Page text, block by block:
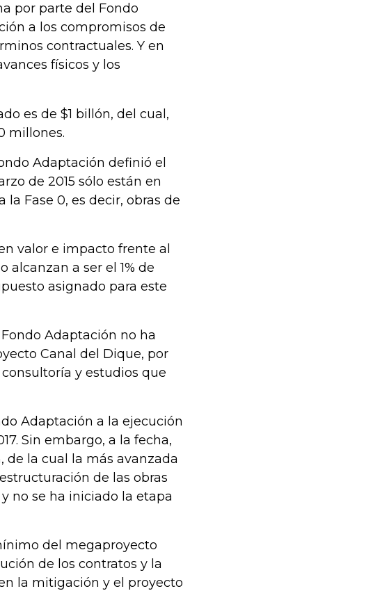
por parte del Fondo
a los compromisos de
contractuales. Y en
físicos y los
es de $1 billón, del cual,
millones.
Adaptación definió el
de 2015 sólo están en
Fase 0, es decir, obras de
valor e impacto frente al
alcanzan a ser el 1% de
asignado para este
Adaptación no ha
Canal del Dique, por
y estudios que
Adaptación a la ejecución
Sin embargo, a la fecha,
de la cual la más avanzada
de las obras
no se ha iniciado la etapa
del megaproyecto
de los contratos y la
la mitigación y el proyecto